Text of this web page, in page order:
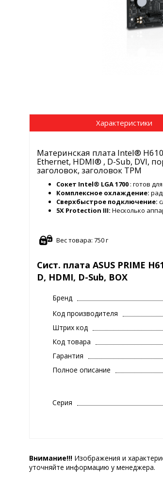
Характеристики
Материнская плата Intel® H610
Ethernet, HDMI® , D-Sub, DVI,
заголовок, заголовок TPM
Сокет Intel® LGA 1700 : готов
Комплексное охлаждение:
Сверхбыстрое подключение:
5X Protection III: Несколько
Вес товара: 750 г
Сист. плата ASUS PRIME
D, HDMI, D-Sub, BOX
Бренд
Код производителя
Штрих код
Код товара
Гарантия
Полное описание
Серия
Внимание!!! Изображения и
уточняйте информацию у менеджера.